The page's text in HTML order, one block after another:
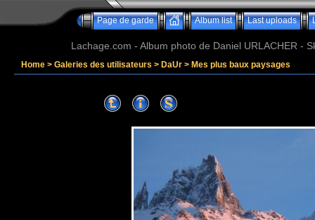
Page de garde Album list Last uploads
Lachage.com - Album photo de Daniel URLACHER -
Home > Galeries des utilisateurs > DaUr > Mes plus baux paysages